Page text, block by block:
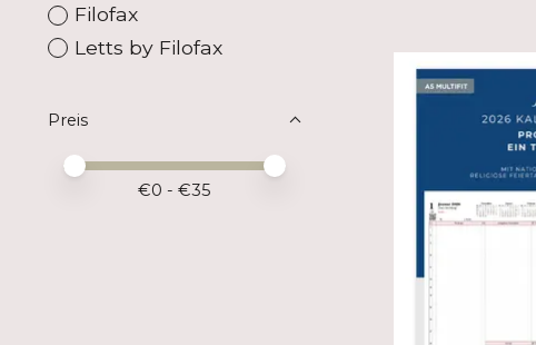
Filofax
Letts by Filofax
Preis
Preis – Mindestwert
Price maximum value
€0 - €35